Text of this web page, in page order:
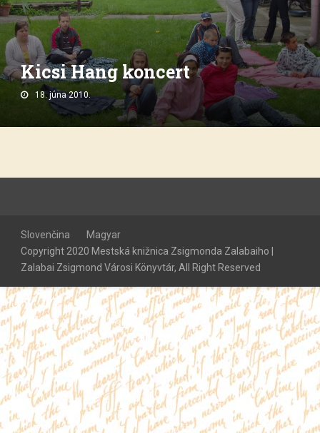
Kicsi Hang koncert
18. júna 2010.
Slovenčina
Magyar
Copyright 2020 Mestská knižnica Zsigmonda Zalabaiho |
Zalabai Zsigmond Városi Könyvtár, All Right Reserved